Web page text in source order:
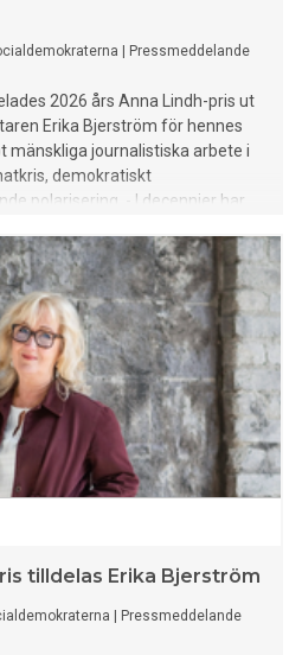
Pressmeddelande
2026 års Anna Lindh-pris ut
Erika Bjerström för hennes
mänskliga journalistiska arbete i
demokratiskt
polarisering. - I decennier har
och har stor integritet, och
på demokrati och det öppna
ordförande i Anna Lindhs
tilldelas Erika Bjerström
Pressmeddelande